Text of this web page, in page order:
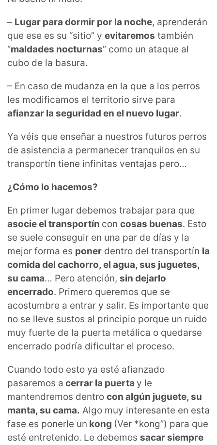
– Lugar para dormir por la noche, aprenderán
que ese es su “sitio” y evitaremos también
“maldades nocturnas” como un ataque al
cubo de la basura.
– En caso de mudanza en la que a los perros
les modificamos el territorio sirve para
afianzar la seguridad en el nuevo lugar.
Ya véis que enseñar a nuestros futuros perros
de asistencia a permanecer tranquilos en su
transportín tiene infinitas ventajas pero…
¿Cómo lo hacemos?
En primer lugar debemos trabajar para que
asocie el transportín con cosas buenas. Esto
se suele conseguir en una par de días y la
mejor forma es poner dentro del transportín la
comida del cachorro, el agua, sus juguetes,
su cama… Pero atención, sin dejarlo
encerrado. Primero queremos que se
acostumbre a entrar y salir. Es importante que
no se lleve sustos al principio porque un ruido
muy fuerte de la puerta metálica o quedarse
encerrado podría dificultar el proceso.
Cuando todo esto ya esté afianzado
pasaremos a cerrar la puerta y le
mantendremos dentro con algún juguete, su
manta, su cama. Algo muy interesante en esta
fase es ponerle un kong (Ver *kong”) para que
esté entretenido. Le debemos sacar siempre